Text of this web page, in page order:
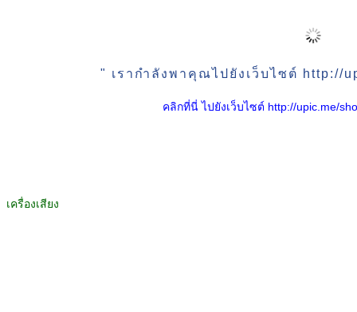
" เรากำลังพาคุณไปยังเว็บไซต์ http://
คลิกที่นี่ ไปยังเว็บไซต์ http://upic.me/
เครื่องเสียง